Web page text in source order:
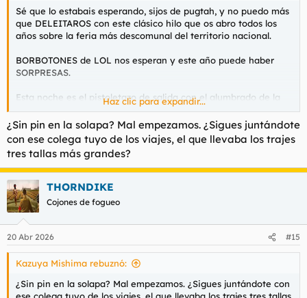
Sé que lo estabais esperando, sijos de pugtah, y no puedo más
que DELEITAROS con este clásico hilo que os abro todos los
años sobre la feria más descomunal del territorio nacional.
BORBOTONES de LOL nos esperan y este año puede haber
SORPRESAS.
Esta noche es el pistoletazo de salida con el alumbrado de la
portada y la cena del pescaíto.
Mientras voy de camino al feria para el "previo' voy abriendo
el hilo, jejeVer el archivos adjunto 217555
Ahí está la portada, vaaaamosss.
Ver el archivos adjunto 217556
Todavía está vacía.
ELEGANTE, como siempre, con mi outfit RESERVOIR DOWN
Ver el archivos adjunto 217557
Haz clic para expandir...
¿Sin pin en la solapa? Mal empezamos. ¿Sigues juntándote
con ese colega tuyo de los viajes, el que llevaba los trajes
tres tallas más grandes?
THORNDIKE
Cojones de fogueo
20 Abr 2026 #15
Kazuya Mishima rebuznó:
¿Sin pin en la solapa? Mal empezamos. ¿Sigues juntándote con